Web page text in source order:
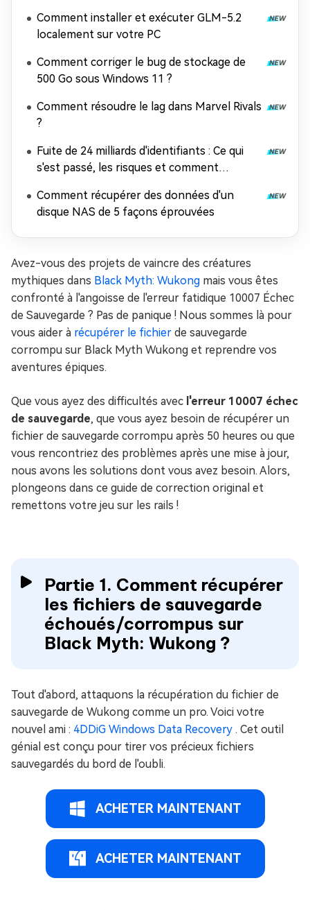
Comment installer et exécuter GLM-5.2
localement sur votre PC
Comment corriger le bug de stockage de
500 Go sous Windows 11 ?
Comment résoudre le lag dans Marvel Rivals
?
Fuite de 24 milliards d'identifiants : Ce qui
s'est passé, les risques et comment
Comment récupérer des données d'un
disque NAS de 5 façons éprouvées
Avez-vous des projets de vaincre des créatures
mythiques dans Black Myth: Wukong mais vous êtes
confronté à l'angoisse de l'erreur fatidique 10007 Échec
de Sauvegarde ? Pas de panique ! Nous sommes là pour
vous aider à récupérer le fichier de sauvegarde
corrompu sur Black Myth Wukong et reprendre vos
aventures épiques.
Que vous ayez des difficultés avec l'erreur 10007 échec
de sauvegarde, que vous ayez besoin de récupérer un
fichier de sauvegarde corrompu après 50 heures ou que
vous rencontriez des problèmes après une mise à jour,
nous avons les solutions dont vous avez besoin. Alors,
plongeons dans ce guide de correction original et
remettons votre jeu sur les rails !
Partie 1. Comment récupérer
les fichiers de sauvegarde
échoués/corrompus sur
Black Myth: Wukong ?
Tout d'abord, attaquons la récupération du fichier de
sauvegarde de Wukong comme un pro. Voici votre
nouvel ami : 4DDiG Windows Data Recovery . Cet outil
génial est conçu pour tirer vos précieux fichiers
sauvegardés du bord de l'oubli.
ACHETER MAINTENANT
ACHETER MAINTENANT